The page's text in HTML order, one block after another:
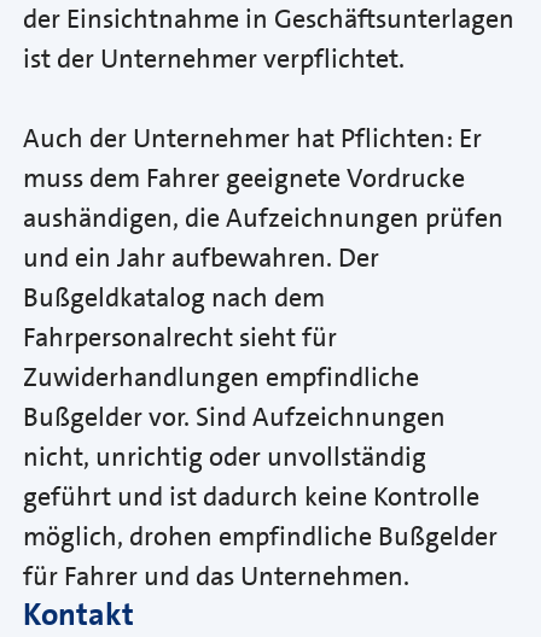
der Einsichtnahme in Geschäftsunterlagen
ist der Unternehmer verpflichtet.
Auch der Unternehmer hat Pflichten: Er
muss dem Fahrer geeignete Vordrucke
aushändigen, die Aufzeichnungen prüfen
und ein Jahr aufbewahren. Der
Bußgeldkatalog nach dem
Fahrpersonalrecht sieht für
Zuwiderhandlungen empfindliche
Bußgelder vor. Sind Aufzeichnungen
nicht, unrichtig oder unvollständig
geführt und ist dadurch keine Kontrolle
möglich, drohen empfindliche Bußgelder
für Fahrer und das Unternehmen.
Kontakt